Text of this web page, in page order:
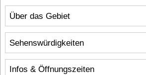
Über das Gebiet
Infos & Öffnungszeiten
Sehenswürdigkeiten